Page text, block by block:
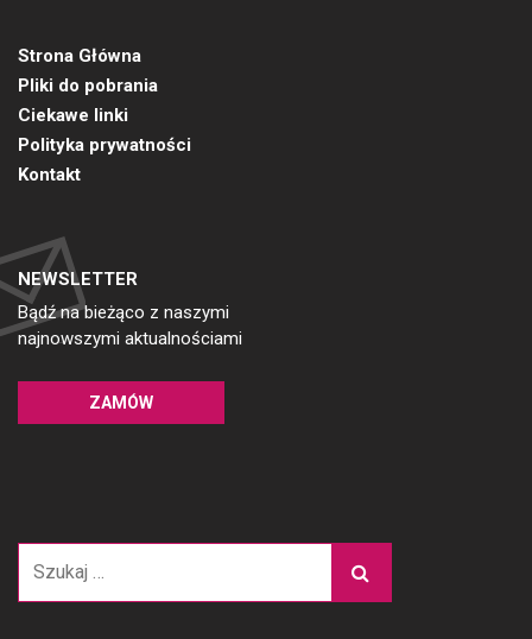
Strona Główna
Pliki do pobrania
Ciekawe linki
Polityka prywatności
Kontakt
NEWSLETTER
Bądź na bieżąco z naszymi
najnowszymi aktualnościami
ZAMÓW